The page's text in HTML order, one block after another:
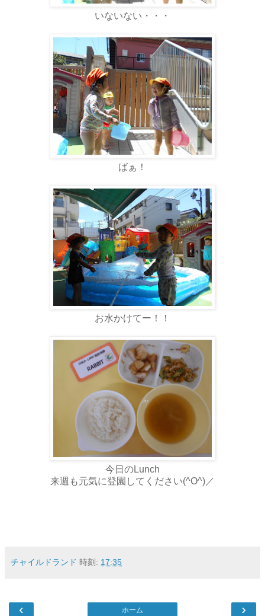
いないない・・・
ばぁ！
お水かけてー！！
今日のLunch
来週も元気に登園してください(^O^)／
チャイルドランド 時刻: 17:35
‹ ›
ホーム